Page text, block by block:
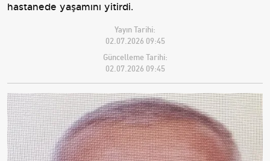
hastanede yaşamını yitirdi.
Yayın Tarihi:
02.07.2026 09:45
Güncelleme Tarihi:
02.07.2026 09:45